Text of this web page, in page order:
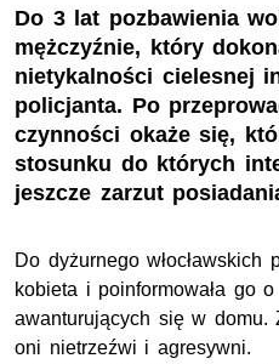
Do 3 lat pozbawienia
mężczyźnie, który
nietykalności cielesnej
policjanta. Po
czynności okaże się,
stosunku do których
jeszcze zarzut
Do dyżurnego włocławskich
kobieta i poinformowała go
awanturujących się w domu.
oni nietrzeźwi i agresywni.